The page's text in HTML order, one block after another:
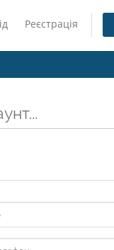
Реєстрація